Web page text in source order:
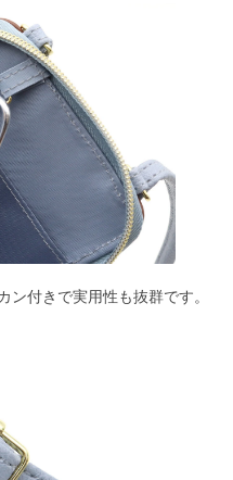
ン付きで実用性も抜群です。